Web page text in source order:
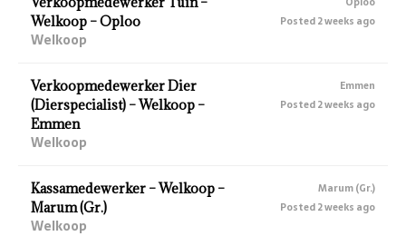
Welkoop – Oploo
Welkoop
Posted 2 weeks ago
Verkoopmedewerker Dier
(Dierspecialist) – Welkoop –
Emmen
Welkoop
Emmen
Posted 2 weeks ago
Kassamedewerker – Welkoop –
Marum (Gr.)
Welkoop
Marum (Gr.)
Posted 2 weeks ago